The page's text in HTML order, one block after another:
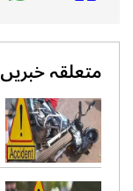
متعلقہ خبریں